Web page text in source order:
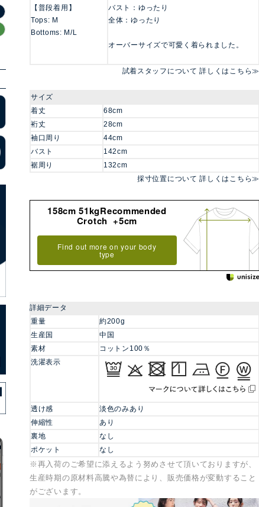
【普段着用】
Tops: M
Bottoms: M/L
バスト：ゆったり
全体：ゆったり
オーバーサイズで可愛く着られました。
試着スタッフについて 詳しくはこちら≫
サイズ
着丈
68cm
裄丈
28cm
袖口周り
44cm
バスト
142cm
裾周り
132cm
採寸位置について 詳しくはこちら≫
158cm 51kgRecommended
Crotch +5cm
Find out more on your body
type
詳細データ
重量
約200g
生産国
中国
素材
コットン100％
洗濯表示
透け感
淡色のみあり
伸縮性
あり
裏地
なし
ポケット
なし
※再入荷のご希望に添えるよう努めさせて頂いておりますが、
生産時期の原材料高騰や為替により、販売価格が変動すること
がございます。